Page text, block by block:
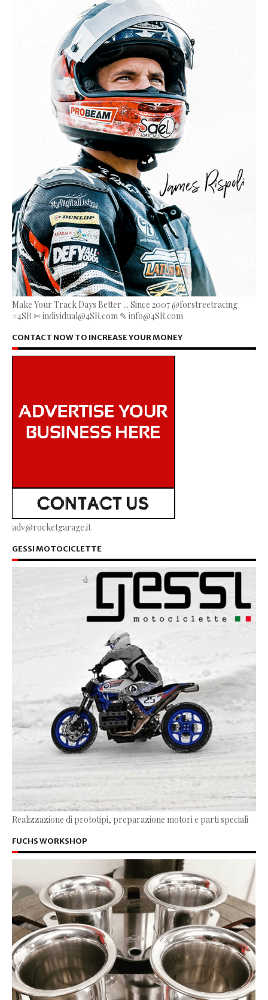
Make Your Track Days Better ... Since 2007 @forstreetracing
#4SR ✄ individual@4SR.com ✎ info@4SR.com
CONTACT NOW TO INCREASE YOUR MONEY
adv@rocketgarage.it
GESSI MOTOCICLETTE
Realizzazione di prototipi, preparazione motori e parti speciali
FUCHS WORKSHOP